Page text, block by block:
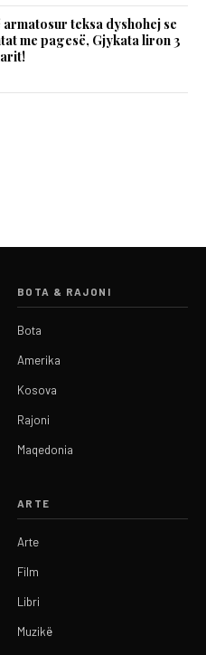
teksa dyshohej se
me pagesë, Gjykata liron 3
BOTA & RAJONI
Bota
Amerika
Kosova
Rajoni
Maqedonia
ARTE
Arte
Film
Libri
Muzikë